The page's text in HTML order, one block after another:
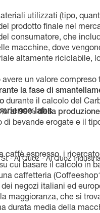
labs
- Al Quoz - Al Quoz
utilizzati (tipo,
prodotto finale nel
consumatore, che
macchine, dove
altamente riciclabile,
un valore compreso
la fase di
durante il calcolo del
al 99% della
bevande erogate e il
caffè espresso, i
cui basare il calcolo in
caffetteria
negozi italiani ed
maggioranza, che si
durata media della